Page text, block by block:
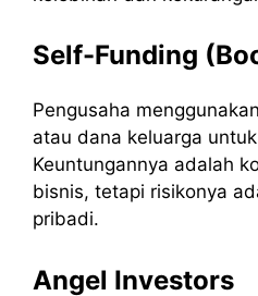
Self-Funding
Pengusaha
atau dana keluarga
Keuntungannya adalah
bisnis, tetapi risikonya
pribadi.
Angel Investors